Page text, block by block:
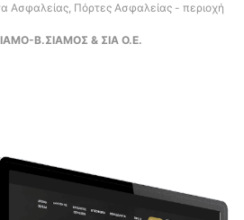
Ασφαλείας, Πόρτες Ασφαλείας - περιοχή
Β.ΣΙΑΜΟΣ & ΣΙΑ Ο.Ε.